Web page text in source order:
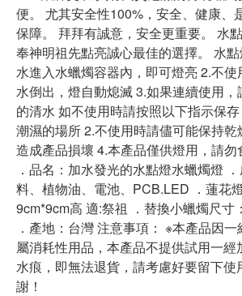
便。 尤其安全性100%，安全、健康、
保障。 拜拜有誠意，安全更重要。 水
奉神明祖先點亮誠心最佳的選擇。 水
水進入水蠟燭容器內，即可燈亮 2.不
水倒出，燈自動熄滅 3.如果連續使用
的清水 如不使用時請按照以下指示保
潮濕的場所 2.不使用時請儘可能保持乾
造成產品損壞 4.本產品僅供燈用，請勿
．品名：加水發光的水點燈水蠟燭燈
料、植物油、電池、PCB.LED ．蓮花
9cm*9cm高 適:祭祖 ．替換小蠟燭尺寸
．產地：台灣 注意事項： ※本產品因一
屬消耗性用品，本產品不提供試用一經
水痕，即無法退貨，請考慮好要留下使
謝！